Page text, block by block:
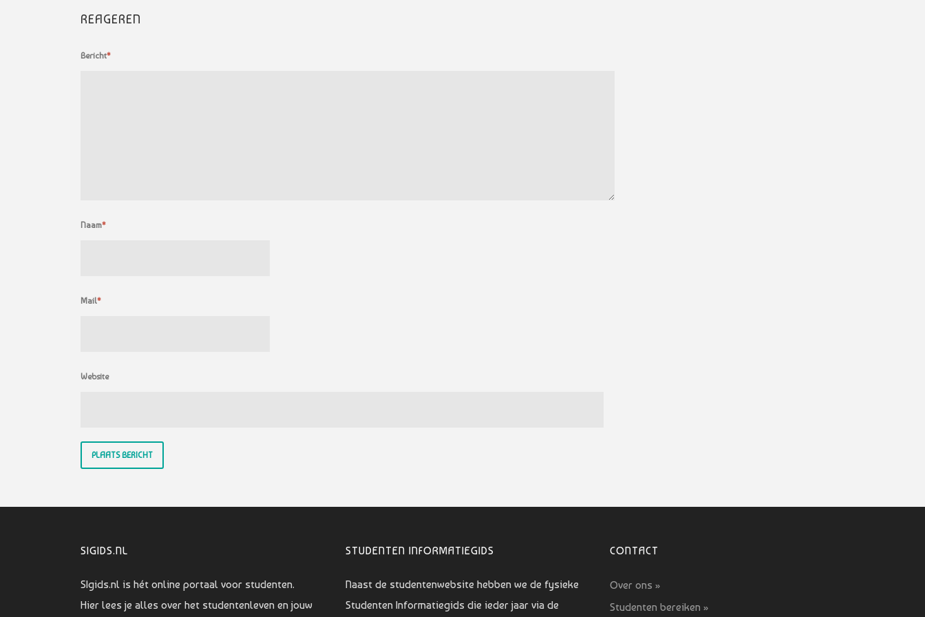
REAGEREN
Bericht*
Naam*
Mail*
Website
SIGIDS.NL
SIgids.nl is hét online portaal voor studenten.
Hier lees je alles over het studentenleven en jouw
STUDENTEN INFORMATIEGIDS
Naast de studentenwebsite hebben we de fysieke
Studenten Informatiegids die ieder jaar via de
CONTACT
Over ons »
Studenten bereiken »